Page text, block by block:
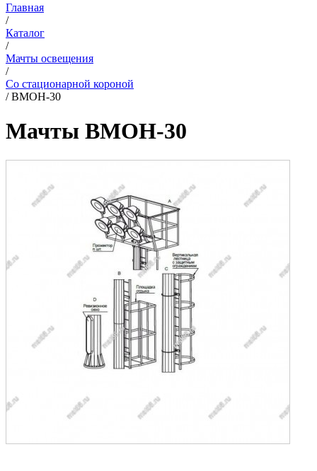
Главная
/
Каталог
/
Мачты освещения
/
Со стационарной короной
/ВМОН-30
Мачты ВМОН-30